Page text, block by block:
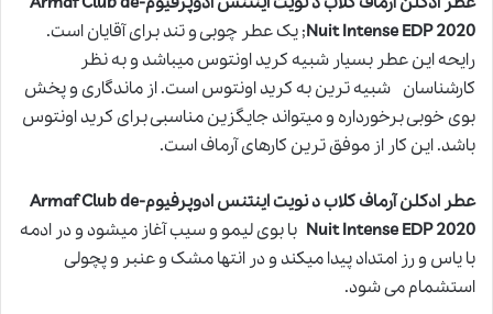
Nuit Intense EDP 2020; یک عطر چوبی و تند برای آقایان است.
رایحه این عطر بسیار شبیه کرید اونتوس میباشد و به نظر
کارشناسان شبیه ترین به کرید اونتوس است. از ماندگاری و پخش
بوی خوبی برخورداره و میتواند جایگزین مناسبی برای کرید اونتوس
باشد. این کار از موفق ترین کارهای آرماف است.
عطر ادکلن آرماف کلاب د نویت اینتنس ادوپرفیوم-Armaf Club de
Nuit Intense EDP 2020 با بوی لیمو و سیب آغاز میشود و در ادمه
با یاس و رز امتداد پیدا میکند و در انتها مشک و عنبر و پچولی
استشمام می شود.